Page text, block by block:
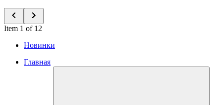
Item 1 of 12
Новинки
Главная